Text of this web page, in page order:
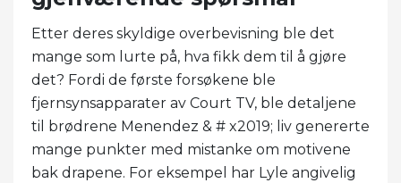
Etter deres skyldige overbevisning ble det
mange som lurte på, hva fikk dem til å gjøre
det? Fordi de første forsøkene ble
fjernsynsapparater av Court TV, ble detaljene
til brødrene Menendez & # x2019; liv genererte
mange punkter med mistanke om motivene
bak drapene. For eksempel har Lyle angivelig